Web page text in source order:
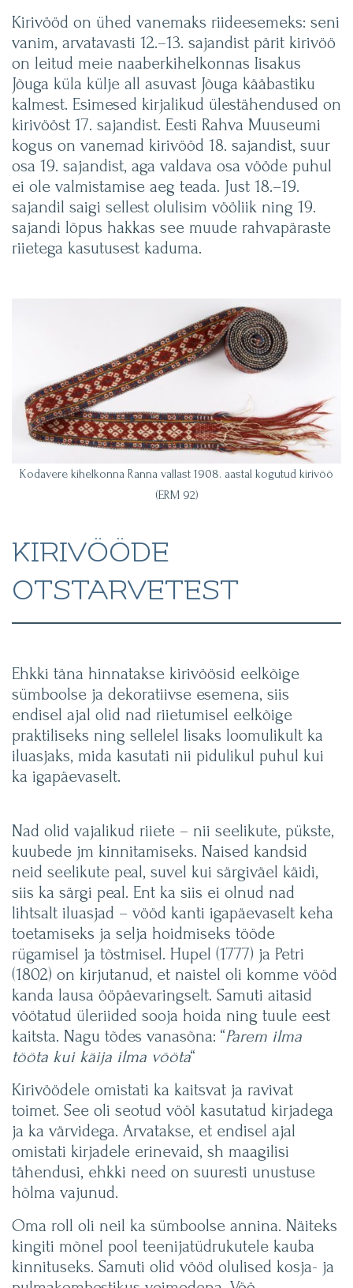
Kirivööd on ühed vanemaks riideesemeks: seni
vanim, arvatavasti 12.–13. sajandist pärit kirivöö
on leitud meie naaberkihelkonnas Iisakus
Jõuga küla külje all asuvast Jõuga kääbastiku
kalmest. Esimesed kirjalikud ülestähendused on
kirivööst 17. sajandist. Eesti Rahva Muuseumi
kogus on vanemad kirivööd 18. sajandist, suur
osa 19. sajandist, aga valdava osa vööde puhul
ei ole valmistamise aeg teada. Just 18.–19.
sajandil saigi sellest olulisim vööliik ning 19.
sajandi lõpus hakkas see muude rahvapäraste
riietega kasutusest kaduma.
Kodavere kihelkonna Ranna vallast 1908. aastal kogutud kirivöö
(ERM 92)
KIRIVÖÖDE
OTSTARVETEST
Ehkki täna hinnatakse kirivöösid eelkõige
sümboolse ja dekoratiivse esemena, siis
endisel ajal olid nad riietumisel eelkõige
praktiliseks ning sellelel lisaks loomulikult ka
iluasjaks, mida kasutati nii pidulikul puhul kui
ka igapäevaselt.
Nad olid vajalikud riiete – nii seelikute, pükste,
kuubede jm kinnitamiseks. Naised kandsid
neid seelikute peal, suvel kui särgiväel käidi,
siis ka särgi peal. Ent ka siis ei olnud nad
lihtsalt iluasjad – vööd kanti igapäevaselt keha
toetamiseks ja selja hoidmiseks tööde
rügamisel ja tõstmisel. Hupel (1777) ja Petri
(1802) on kirjutanud, et naistel oli komme vööd
kanda lausa ööpäevaringselt. Samuti aitasid
vöötatud üleriided sooja hoida ning tuule eest
kaitsta. Nagu tõdes vanasõna: “Parem ilma
tööta kui käija ilma vööta“
Kirivöödele omistati ka kaitsvat ja ravivat
toimet. See oli seotud vööl kasutatud kirjadega
ja ka värvidega. Arvatakse, et endisel ajal
omistati kirjadele erinevaid, sh maagilisi
tähendusi, ehkki need on suuresti unustuse
hõlma vajunud.
Oma roll oli neil ka sümboolse annina. Näiteks
kingiti mõnel pool teenijatüdrukutele kauba
kinnituseks. Samuti olid vööd olulised kosja- ja